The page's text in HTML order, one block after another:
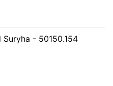
- 50150.154